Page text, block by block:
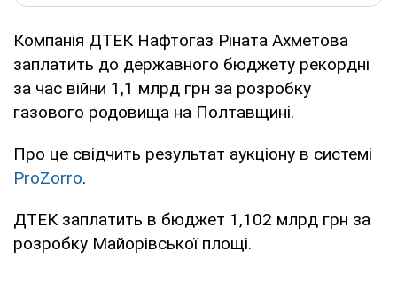
Компанія ДТЕК Нафтогаз Ріната Ахметова
заплатить до державного бюджету рекордні
за час війни 1,1 млрд грн за розробку
газового родовища на Полтавщині.
Про це свідчить результат аукціону в системі
ProZorro.
ДТЕК заплатить в бюджет 1,102 млрд грн за
розробку Майорівської площі.